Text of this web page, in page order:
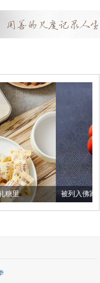
入佛家七宝的它到底有多美？